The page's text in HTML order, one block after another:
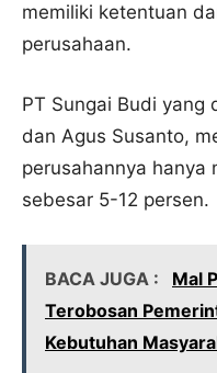
memiliki ketentuan
perusahaan.
PT Sungai Budi yang
dan Agus Susanto,
perusahannya hanya
sebesar 5-12 persen.
BACA JUGA :
Mal
Terobosan
Kebutuhan